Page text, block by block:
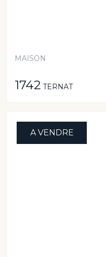
MAISON
1742 TERNAT
A VENDRE